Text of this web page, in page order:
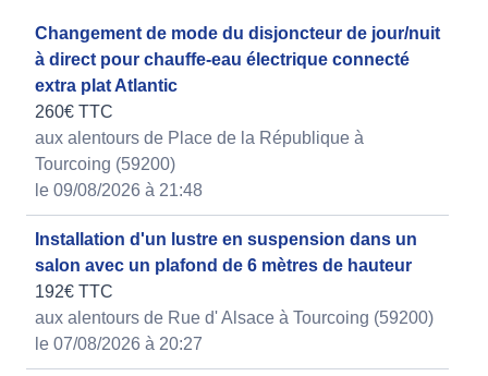
Changement de mode du disjoncteur de jour/nuit
à direct pour chauffe-eau électrique connecté
extra plat Atlantic
260€ TTC
aux alentours de Place de la République à
Tourcoing (59200)
le 09/08/2026 à 21:48
Installation d'un lustre en suspension dans un
salon avec un plafond de 6 mètres de hauteur
192€ TTC
aux alentours de Rue d' Alsace à Tourcoing (59200)
le 07/08/2026 à 20:27